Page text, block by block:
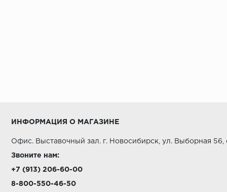
ИНФОРМАЦИЯ О МАГАЗИНЕ
Офис. Выставочный зал. г. Новосибирск, ул. Выборная 56,
Звоните нам:
+7 (913) 206-60-00
8-800-550-46-50